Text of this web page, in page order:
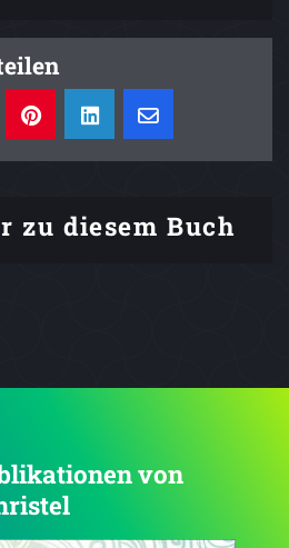
zu diesem Buch
von